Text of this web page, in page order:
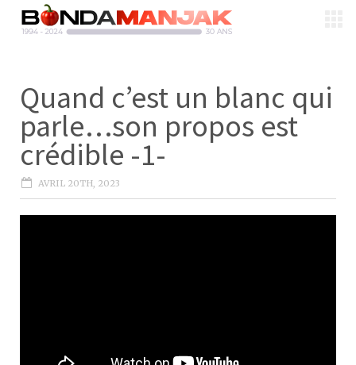
Quand c’est un blanc qui
parle…son propos est
crédible -1-
AVRIL 20TH, 2023